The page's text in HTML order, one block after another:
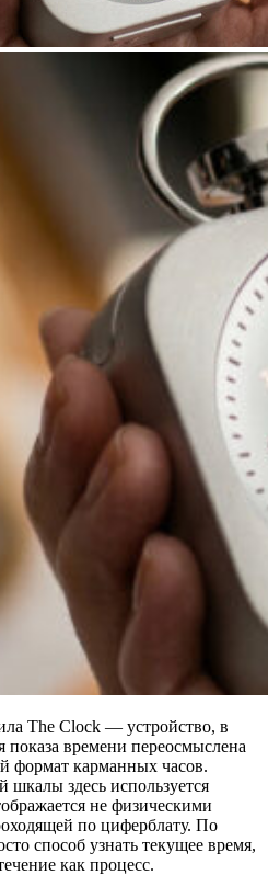
The Clock — устройство, в
времени переосмыслена
формат карманных часов.
здесь используется
не физическими
по циферблату. По
способ узнать текущее время,
как процесс.